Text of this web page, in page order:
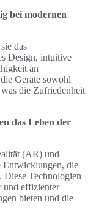
bei modernen
das
Design, intuitive
an
Geräte sowohl
die Zufriedenheit
das Leben der
(AR) und
Entwicklungen, die
Diese Technologien
und effizienter
bieten und die